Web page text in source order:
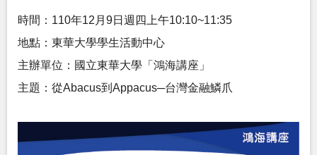
時間：110年12月9日週四上午10:10~11:35
地點：東華大學學生活動中心
主辦單位：國立東華大學「鴻海講座」
主題：從Abacus到Appacus─台灣金融鱗爪